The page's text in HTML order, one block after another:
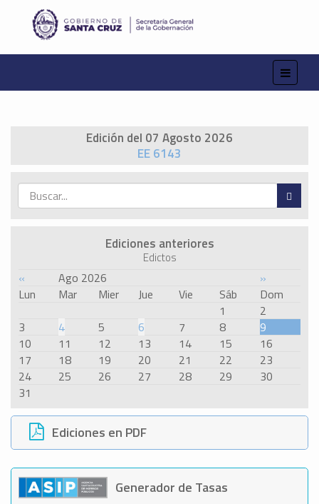
Edición del 07 Agosto 2026
EE 6143
Ediciones anteriores
Edictos
« Ago 2026
»
Lun
Mar Mier Jue Vie Sáb
Dom
1
2
3
4 5 6 7 8
9
10
11 12 13 14 15
16
17
18 19 20 21 22
23
24
25 26 27 28 29
30
31
Ediciones en PDF
Generador de Tasas